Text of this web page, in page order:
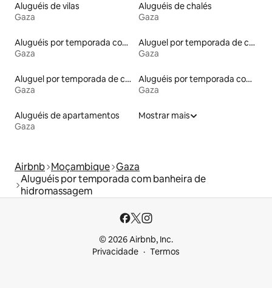
Aluguéis de vilas
Gaza
Aluguéis de chalés
Gaza
Aluguéis por temporada com acesso ao lago
Gaza
Aluguel por temporada de casas de veraneio
Gaza
Aluguel por temporada de casas de hóspedes
Gaza
Aluguéis por temporada com acesso à praia
Gaza
Aluguéis de apartamentos
Gaza
Mostrar mais
Airbnb Moçambique Gaza
Aluguéis por temporada com banheira de
hidromassagem
© 2026 Airbnb, Inc.
Privacidade
Termos